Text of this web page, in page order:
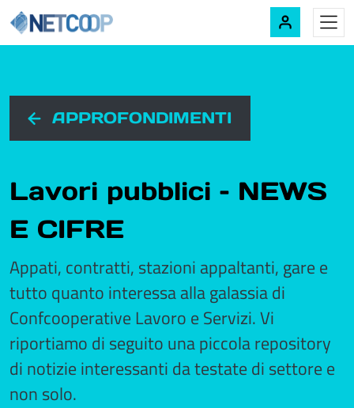
Navigazione principale
APPROFONDIMENTI
Lavori pubblici – NEWS
E CIFRE
Appati, contratti, stazioni appaltanti, gare e
tutto quanto interessa alla galassia di
Confcooperative Lavoro e Servizi. Vi
riportiamo di seguito una piccola repository
di notizie interessanti da testate di settore e
non solo.